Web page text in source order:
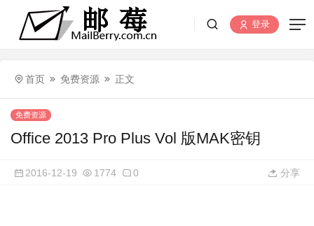
登录
首页 免费资源 正文
免费资源
Office 2013 Pro Plus Vol 版MAK密钥
2016-12-19 1774 0 分享